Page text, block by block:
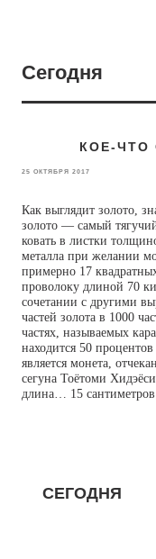
Сегодня
КОЕ-ЧТО
25 ОКТЯБРЯ 2017
Как выглядит золото,
золото — самый
ковать в листки
металла при желании
примерно 17
проволоку длиной 70
сочетании с другими
частей золота в 1000
частях, называемых
находится 50
является монета,
сегуна Тоётоми
длина… 15
СЕГОДНЯ